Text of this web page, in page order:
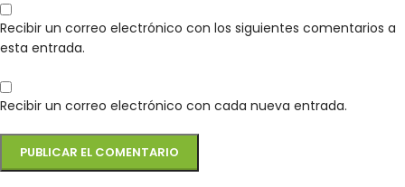
Recibir un correo electrónico con los siguientes comentarios a
esta entrada.
Recibir un correo electrónico con cada nueva entrada.